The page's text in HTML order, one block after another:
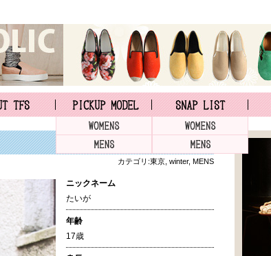
カテゴリ:東京 winter, MENS
ニックネーム
たいが
年齢
17歳